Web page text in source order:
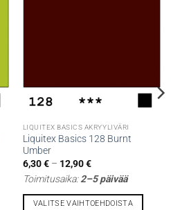
LIQUITEX BASICS AKRYYLIVÄRI
Liquitex Basics 128 Burnt
Umber
6,30€ – 12,90€Hintaluokka:
-
Toimitusaika:2–5 päivää
VALITSE VAIHTOEHDOISTA